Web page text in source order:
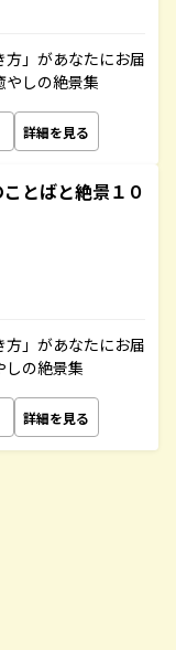
」があなたにお届
やしの絶景集
詳細を見る
とばと絶景１０
」があなたにお届
しの絶景集
詳細を見る